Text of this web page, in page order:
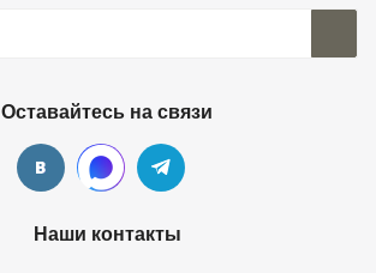
Оставайтесь на связи
Наши контакты